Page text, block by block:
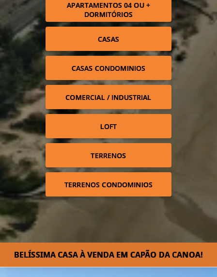
APARTAMENTOS 04 OU +
DORMITÓRIOS
CASAS
CASAS CONDOMINIOS
COMERCIAL / INDUSTRIAL
LOFT
TERRENOS
TERRENOS CONDOMINIOS
BELÍSSIMA CASA À VENDA EM CAPÃO DA CANOA!⁣